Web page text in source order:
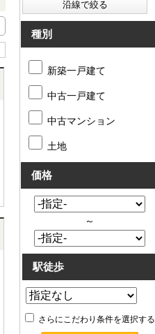
種別
新築一戸建て
中古一戸建て
中古マンション
土地
価格
～
駅徒歩
さらにこだわり条件を選択する